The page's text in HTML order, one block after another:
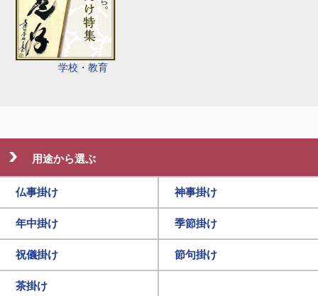
学校・教育
用途から選ぶ
仏事掛け 神事掛け
年中掛け 季節掛け
祝儀掛け 節句掛け
茶掛け